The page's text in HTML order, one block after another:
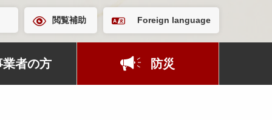
閲覧補助 Foreign language
業者の方 防災